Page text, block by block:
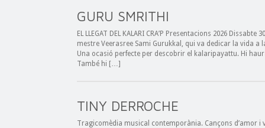
GURU SMRITHI
EL LLEGAT DEL KALARI CRA’P Presentacions 2026
mestre Veerasree Sami Gurukkal, qui va dedicar la vida a
Una ocasió perfecte per descobrir el kalaripayattu. Hi
També hi […]
TINY DERROCHE
Tragicomèdia musical contemporània. Cançons d’amor i